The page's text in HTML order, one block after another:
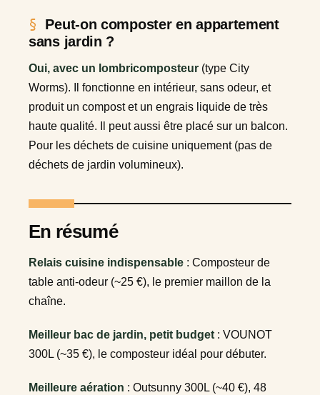
Peut-on composter en appartement
sans jardin ?
Oui, avec un lombricomposteur (type City
Worms). Il fonctionne en intérieur, sans odeur, et
produit un compost et un engrais liquide de très
haute qualité. Il peut aussi être placé sur un balcon.
Pour les déchets de cuisine uniquement (pas de
déchets de jardin volumineux).
En résumé
Relais cuisine indispensable : Composteur de
table anti-odeur (~25 €), le premier maillon de la
chaîne.
Meilleur bac de jardin, petit budget : VOUNOT
300L (~35 €), le composteur idéal pour débuter.
Meilleure aération : Outsunny 300L (~40 €), 48